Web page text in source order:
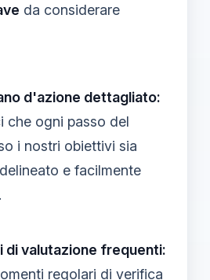
da considerare
d'azione dettagliato:
che ogni passo del
i nostri obiettivi sia
e facilmente
di valutazione frequenti:
regolari di verifica